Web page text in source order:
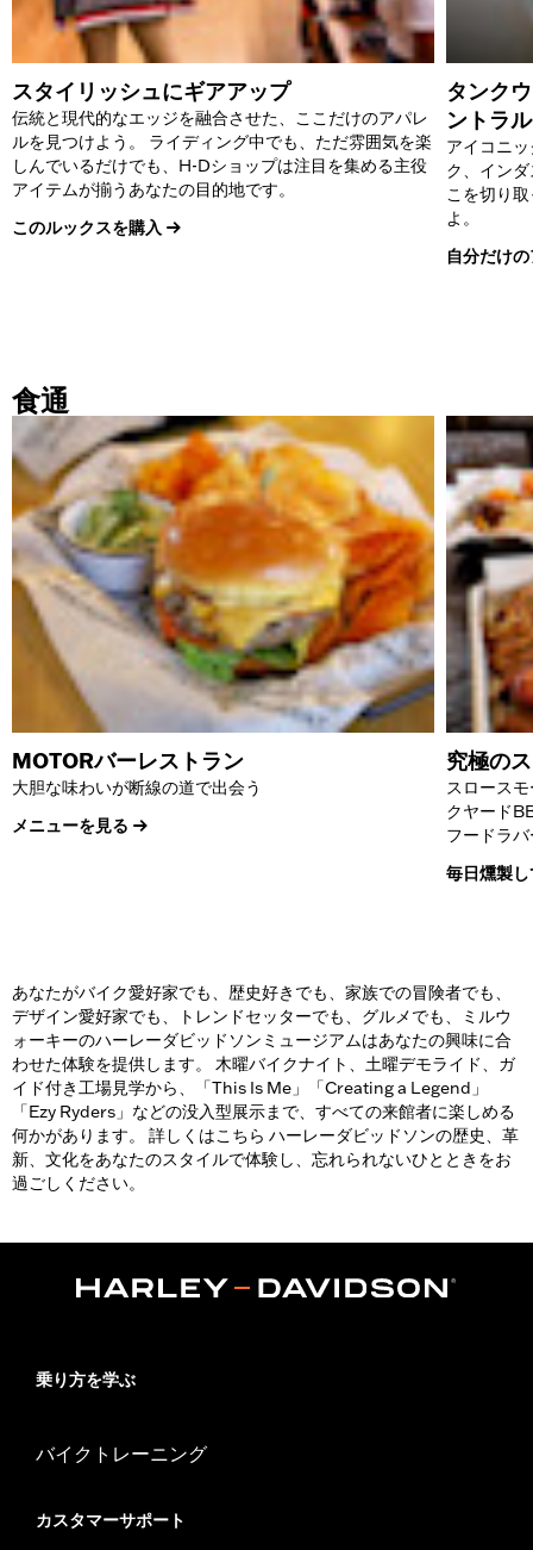
スタイリッシュにギアアップ
伝統と現代的なエッジを融合させた、ここだけのアパレ
ルを見つけよう。 ライディング中でも、ただ雰囲気を楽
しんでいるだけでも、H-Dショップは注目を集める主役
アイテムが揃うあなたの目的地です。
このルックスを購入
タンク
ントラル
アイコニ
ク、イン
こを切り
よ。
自分だけ
食通
MOTORバーレストラン
大胆な味わいが断線の道で出会う
メニューを見る
究極の
スロース
クヤード
フードラ
毎日燻製
あなたがバイク愛好家でも、歴史好きでも、家族での冒険者でも、
デザイン愛好家でも、トレンドセッターでも、グルメでも、ミルウ
ォーキーのハーレーダビッドソンミュージアムはあなたの興味に合
わせた体験を提供します。 木曜バイクナイト、土曜デモライド、ガ
イド付き工場見学から、「This Is Me」「Creating a Legend」
「Ezy Ryders」などの没入型展示まで、すべての来館者に楽しめる
何かがあります。 詳しくはこちら ハーレーダビッドソンの歴史、革
新、文化をあなたのスタイルで体験し、忘れられないひとときをお
過ごしください。
乗り方を学ぶ
バイクトレーニング
カスタマーサポート